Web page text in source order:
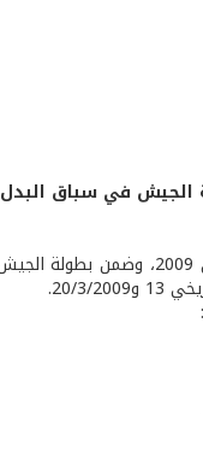
في سباق البدل 6*1000